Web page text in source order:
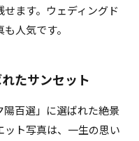
ます。ウェディングド
人気です。
たサンセット
百選」に選ばれた絶景
ト写真は、一生の思い